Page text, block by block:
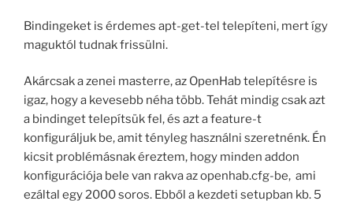
Bindingeket is érdemes apt-get-tel telepíteni, mert így
maguktól tudnak frissülni.
Akárcsak a zenei masterre, az OpenHab telepítésre is
igaz, hogy a kevesebb néha több. Tehát mindig csak azt
a bindinget telepítsük fel, és azt a feature-t
konfiguráljuk be, amit tényleg használni szeretnénk. Én
kicsit problémásnak éreztem, hogy minden addon
konfigurációja bele van rakva az openhab.cfg-be, ami
ezáltal egy 2000 soros. Ebből a kezdeti setupban kb. 5